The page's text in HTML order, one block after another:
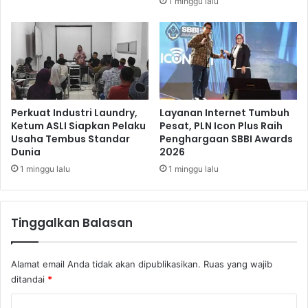
C
p
a
n
i
e
s
Perkuat Industri Laundry,
Ketum ASLI Siapkan Pelaku
Usaha Tembus Standar
Dunia
1 minggu lalu
Layanan Internet Tumbuh
Pesat, PLN Icon Plus Raih
Penghargaan SBBI Awards
2026
1 minggu lalu
Tinggalkan Balasan
Alamat email Anda tidak akan dipublikasikan. Ruas yang wajib
ditandai *